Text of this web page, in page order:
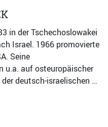
in der Tschechoslowakei
Israel. 1966 promovierte
Seine
u.a. auf osteuropäischer
deutsch-israelischen …